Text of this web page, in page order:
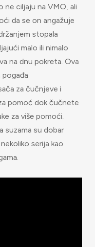
ne ciljaju na VMO, ali
da se on angažuje
stopala
malo ili nimalo
na dnu pokreta. Ova
za čučnjeve i
pomoć dok čučnete
za više pomoći.
suzama su dobar
serija kao